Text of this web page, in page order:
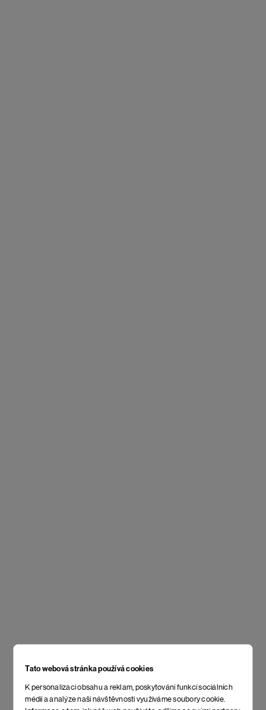
Tato webová stránka používá cookies
K personalizaci obsahu a reklam, poskytování funkcí sociálních
médií a analýze naší návštěvnosti využíváme soubory cookie.